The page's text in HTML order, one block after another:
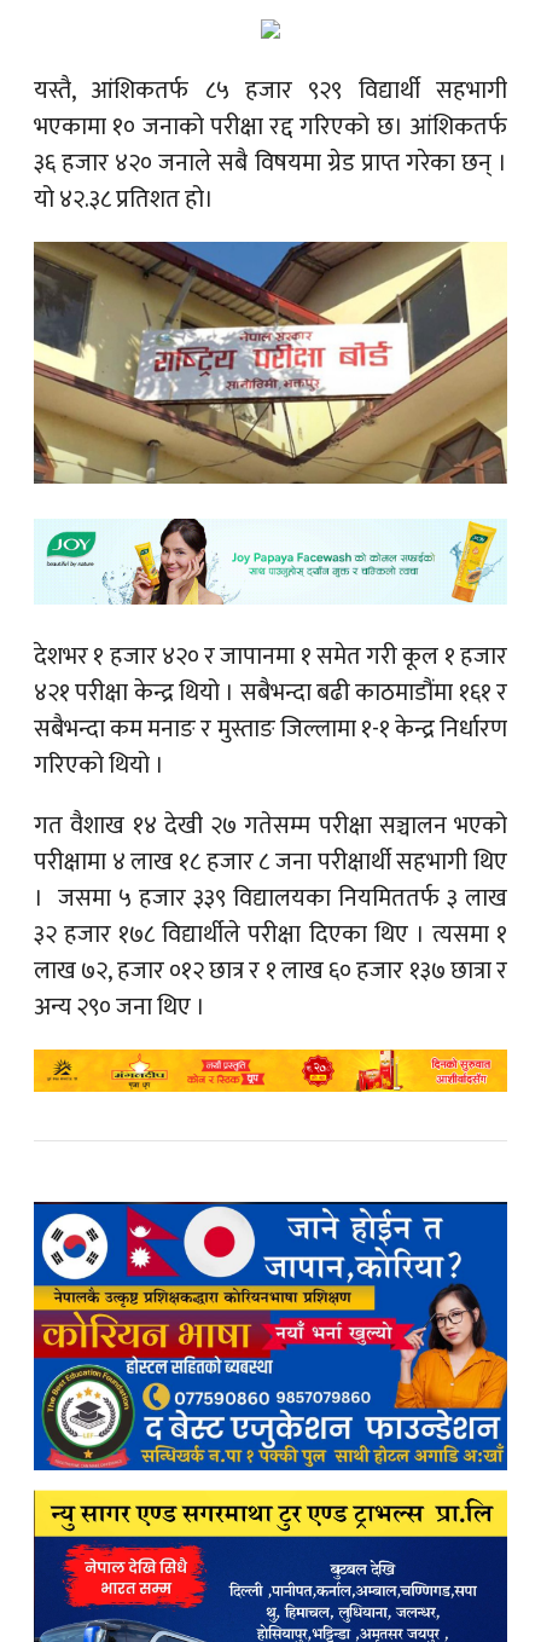
यस्तै, आंशिकतर्फ ८५ हजार ९२९ विद्यार्थी सहभागी
भएकामा १० जनाको परीक्षा रद्द गरिएको छ। आंशिकतर्फ
३६ हजार ४२० जनाले सबै विषयमा ग्रेड प्राप्त गरेका छन् ।
यो ४२.३८ प्रतिशत हो।
देशभर १ हजार ४२० र जापानमा १ समेत गरी कूल १ हजार
४२१ परीक्षा केन्द्र थियो । सबैभन्दा बढी काठमाडौंमा १६१ र
सबैभन्दा कम मनाङ र मुस्ताङ जिल्लामा १-१ केन्द्र निर्धारण
गरिएको थियो ।
गत वैशाख १४ देखी २७ गतेसम्म परीक्षा सञ्चालन भएको
परीक्षामा ४ लाख १८ हजार ८ जना परीक्षार्थी सहभागी थिए
। जसमा ५ हजार ३३९ विद्यालयका नियमिततर्फ ३ लाख
३२ हजार १७८ विद्यार्थीले परीक्षा दिएका थिए । त्यसमा १
लाख ७२, हजार ०१२ छात्र र १ लाख ६० हजार १३७ छात्रा र
अन्य २९० जना थिए ।